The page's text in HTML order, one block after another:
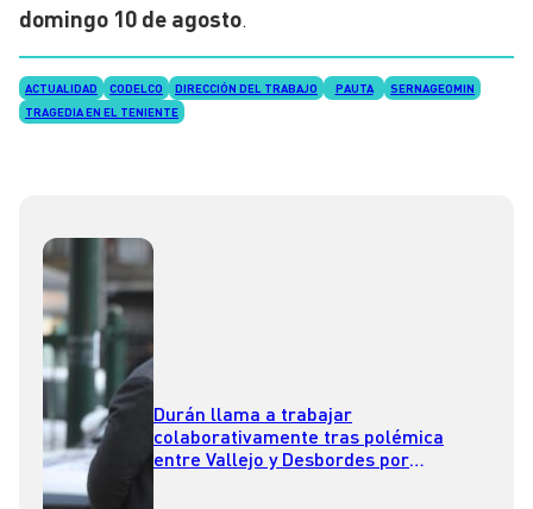
domingo 10 de agosto.
ACTUALIDAD CODELCO DIRECCIÓN DEL TRABAJO PAUTA
SERNAGEOMIN
TRAGEDIA EN EL TENIENTE
Durán llama a trabajar
colaborativamente tras polémica
entre Vallejo y Desbordes por